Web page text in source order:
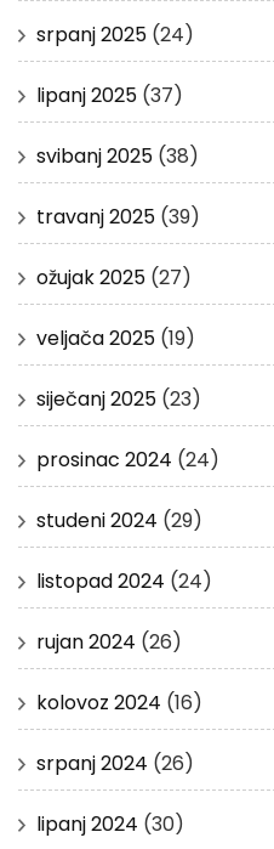
srpanj 2025 (24)
lipanj 2025 (37)
svibanj 2025 (38)
travanj 2025 (39)
ožujak 2025 (27)
veljača 2025 (19)
siječanj 2025 (23)
prosinac 2024 (24)
studeni 2024 (29)
listopad 2024 (24)
rujan 2024 (26)
kolovoz 2024 (16)
srpanj 2024 (26)
lipanj 2024 (30)